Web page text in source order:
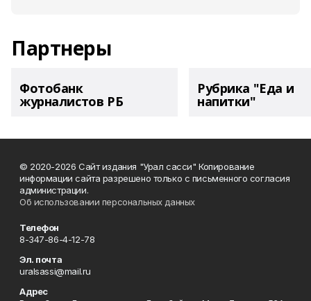
Партнеры
Фотобанк
журналистов РБ
Рубрика "Еда и
напитки"
© 2020-2026 Сайт издания "Урал сасси" Копирование
информации сайта разрешено только с письменного согласия
администрации.
Об использовании персональных данных
Телефон
8-347-86-4-12-78
Эл. почта
uralsassi@mail.ru
Адрес